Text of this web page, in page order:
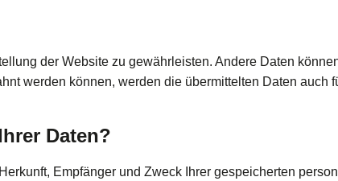
der Website zu gewährleisten. Andere Daten
werden können, werden die übermittelten Daten auch
Daten?
Empfänger und Zweck Ihrer gespeicherten